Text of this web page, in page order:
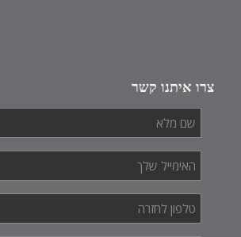
צרו איתנו קשר
שם
מלא *
האימייל
שלך *
טלפון
לחזרה *